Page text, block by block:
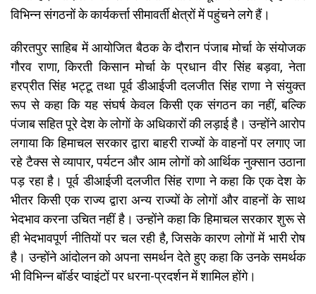
विभिन्न संगठनों के कार्यकर्त्ता सीमावर्ती क्षेत्रों में पहुंचने लगे हैं।
कीरतपुर साहिब में आयोजित बैठक के दौरान पंजाब मोर्चा के संयोजक
गौरव राणा, किरती किसान मोर्चा के प्रधान वीर सिंह बड़वा, नेता
हरप्रीत सिंह भट्टू तथा पूर्व डीआईजी दलजीत सिंह राणा ने संयुक्त
रूप से कहा कि यह संघर्ष केवल किसी एक संगठन का नहीं, बल्कि
पंजाब सहित पूरे देश के लोगों के अधिकारों की लड़ाई है। उन्होंने आरोप
लगाया कि हिमाचल सरकार द्वारा बाहरी राज्यों के वाहनों पर लगाए जा
रहे टैक्स से व्यापार, पर्यटन और आम लोगों को आर्थिक नुक्सान उठाना
पड़ रहा है। पूर्व डीआईजी दलजीत सिंह राणा ने कहा कि एक देश के
भीतर किसी एक राज्य द्वारा अन्य राज्यों के लोगों और वाहनों के साथ
भेदभाव करना उचित नहीं है। उन्होंने कहा कि हिमाचल सरकार शुरू से
ही भेदभावपूर्ण नीतियों पर चल रही है, जिसके कारण लोगों में भारी रोष
है। उन्होंने आंदोलन को अपना समर्थन देते हुए कहा कि उनके समर्थक
भी विभिन्न बॉर्डर प्वाइंटों पर धरना-प्रदर्शन में शामिल होंगे।